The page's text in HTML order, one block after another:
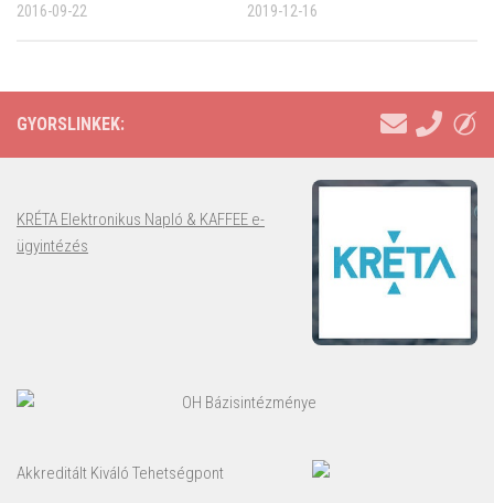
2016-09-22 2019-12-16
GYORSLINKEK:
KRÉTA Elektronikus Napló & KAFFEE e-
ügyintézés
OH Bázisintézménye
Akkreditált Kiváló Tehetségpont